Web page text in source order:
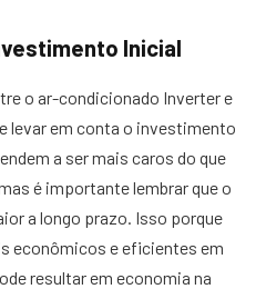
Inicial
o ar-condicionado Inverter e
levar em conta o investimento
a ser mais caros do que
é importante lembrar que o
a longo prazo. Isso porque
econômicos e eficientes em
resultar em economia na